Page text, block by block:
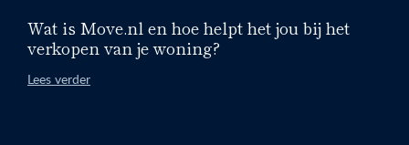
Wat is Move.nl en hoe helpt het jou bij het
verkopen van je woning?
Lees verder